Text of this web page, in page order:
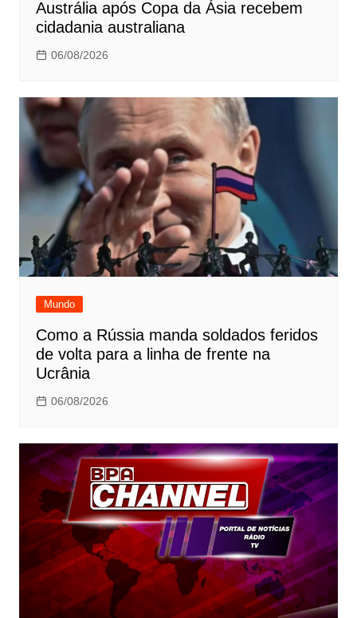
Austrália após Copa da Ásia recebem
cidadania australiana
06/08/2026
Mundo
Como a Rússia manda soldados feridos
de volta para a linha de frente na
Ucrânia
06/08/2026